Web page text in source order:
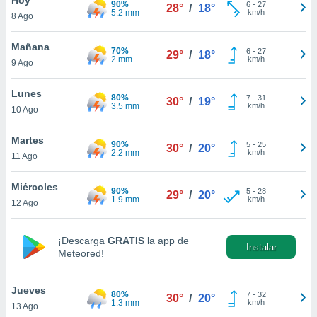
y
en
más
de
cookies
aceptar
8 Ago
90%
5.2 mm
28° / 18° 6- 27
km/h
Mañana
9 Ago
70%
2 mm
29° / 18° 6- 27
km/h
Lunes
10 Ago
80%
3.5 mm
30° / 19° 7- 31
km/h
Martes
11 Ago
90%
2.2 mm
30° / 20° 5- 25
km/h
Miércoles
12 Ago
90%
1.9 mm
29° / 20° 5- 28
km/h
¡Descarga GRATIS la app de
Meteored!
Instalar
Jueves
13 Ago
80%
1.3 mm
30° / 20° 7- 32
km/h